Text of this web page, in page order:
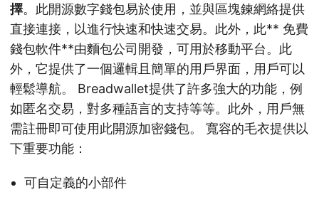
擇。此開源數字錢包易於使用，並與區塊鍊網絡提供
直接連接，以進行快速和快速交易。此外，此** 免費
錢包軟件**由麵包公司開發，可用於移動平台。此
外，它提供了一個邏輯且簡單的用戶界面，用戶可以
輕鬆導航。 Breadwallet提供了許多強大的功能，例
如匿名交易，對多種語言的支持等等。此外，用戶無
需註冊即可使用此開源加密錢包。 寬容的毛衣提供以
下重要功能：
可自定義的小部件